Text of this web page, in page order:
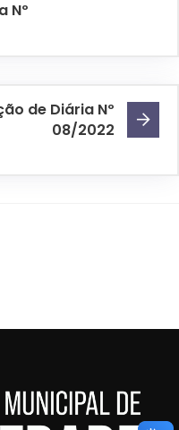
Nº
de Diária Nº
08/2022